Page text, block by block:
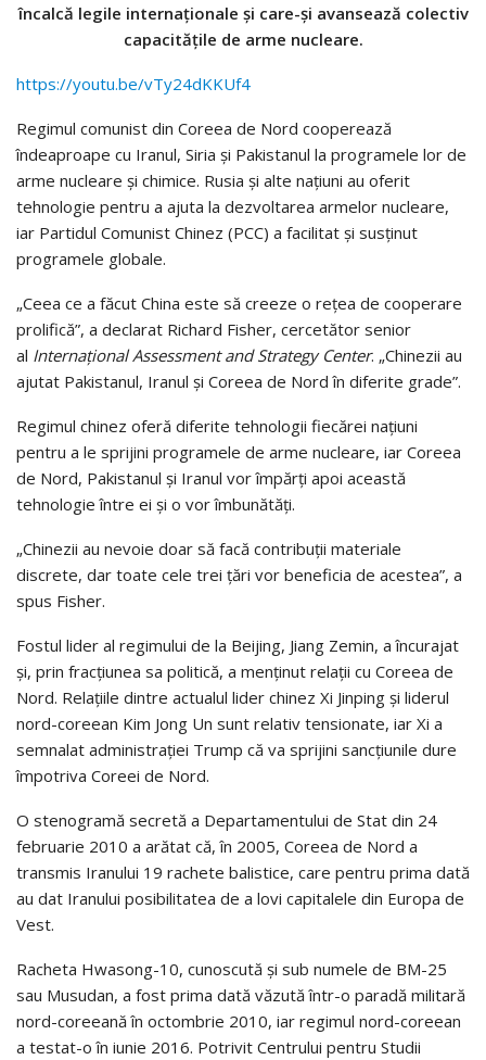
încalcă legile internaţionale şi care-şi avansează colectiv
capacităţile de arme nucleare.
https://youtu.be/vTy24dKKUf4
Regimul comunist din Coreea de Nord cooperează
îndeaproape cu Iranul, Siria şi Pakistanul la programele lor de
arme nucleare şi chimice. Rusia şi alte naţiuni au oferit
tehnologie pentru a ajuta la dezvoltarea armelor nucleare,
iar Partidul Comunist Chinez (PCC) a facilitat şi susţinut
programele globale.
„Ceea ce a făcut China este să creeze o reţea de cooperare
prolifică”, a declarat Richard Fisher, cercetător senior
al Internaţional Assessment and Strategy Center. „Chinezii au
ajutat Pakistanul, Iranul şi Coreea de Nord în diferite grade”.
Regimul chinez oferă diferite tehnologii fiecărei naţiuni
pentru a le sprijini programele de arme nucleare, iar Coreea
de Nord, Pakistanul şi Iranul vor împărţi apoi această
tehnologie între ei şi o vor îmbunătăţi.
„Chinezii au nevoie doar să facă contribuţii materiale
discrete, dar toate cele trei ţări vor beneficia de acestea”, a
spus Fisher.
Fostul lider al regimului de la Beijing, Jiang Zemin, a încurajat
şi, prin fracţiunea sa politică, a menţinut relaţii cu Coreea de
Nord. Relaţiile dintre actualul lider chinez Xi Jinping şi liderul
nord-coreean Kim Jong Un sunt relativ tensionate, iar Xi a
semnalat administraţiei Trump că va sprijini sancţiunile dure
împotriva Coreei de Nord.
O stenogramă secretă a Departamentului de Stat din 24
februarie 2010 a arătat că, în 2005, Coreea de Nord a
transmis Iranului 19 rachete balistice, care pentru prima dată
au dat Iranului posibilitatea de a lovi capitalele din Europa de
Vest.
Racheta Hwasong-10, cunoscută şi sub numele de BM-25
sau Musudan, a fost prima dată văzută într-o paradă militară
nord-coreeană în octombrie 2010, iar regimul nord-coreean
a testat-o în iunie 2016. Potrivit Centrului pentru Studii